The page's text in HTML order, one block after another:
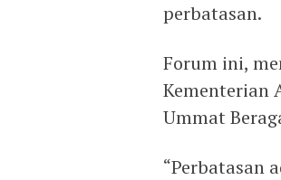
perbatasan.
Forum ini,
Kementerian
Ummat
“Perbatasan